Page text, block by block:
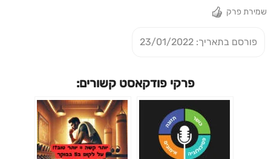
שמירת פרק
פורסם בתאריך: 23/01/2022
פרקי פודקאסט קשורים: